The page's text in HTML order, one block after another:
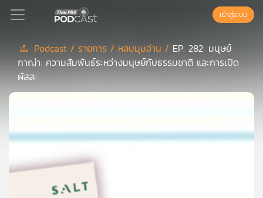
Podcast
ลิ
สต์
เข้าสู่ระบบ
Podcast / รายการ / หลบมุมอ่าน / EP. 282: มนุษย์
กาญ่า: ความสัมพันธ์ระหว่างมนุษย์กับธรรมชาติ และการเปิด
ผัสสะ